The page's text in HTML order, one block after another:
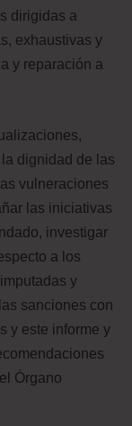
dirigidas a
exhaustivas y
y reparación a
dignidad de las
vulneraciones
las iniciativas
investigar
a los
y
sanciones con
y este informe y
Órgano